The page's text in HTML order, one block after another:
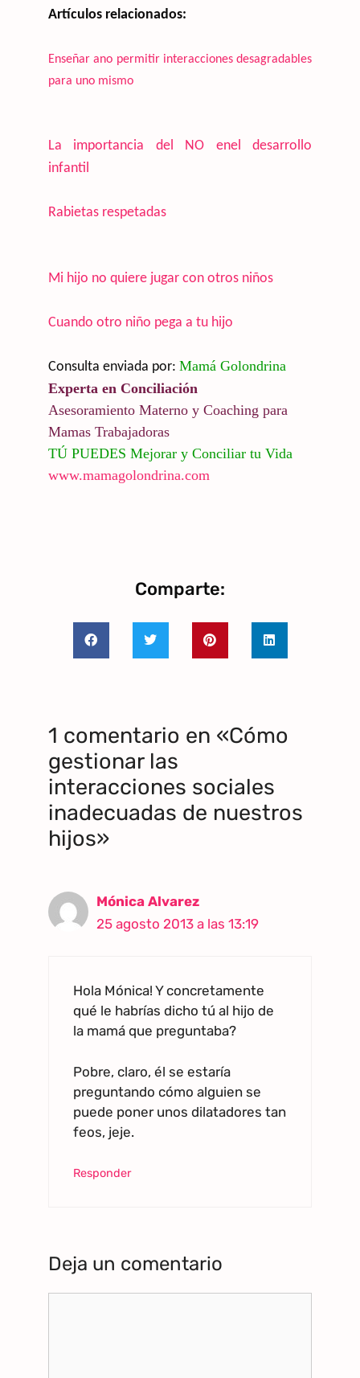
Artículos relacionados:
Enseñar ano permitir interacciones desagradables
para uno mismo
La importancia del NO enel desarrollo
infantil
Rabietas respetadas
Mi hijo no quiere jugar con otros niños
Cuando otro niño pega a tu hijo
Consulta enviada por: Mamá Golondrina
Experta en Conciliación
Asesoramiento Materno y Coaching para
Mamas Trabajadoras
TÚ PUEDES Mejorar y Conciliar tu Vida
www.mamagolondrina.com
Comparte:
1 comentario en «Cómo
gestionar las
interacciones sociales
inadecuadas de nuestros
hijos»
Mónica Alvarez
25 agosto 2013 a las 13:19
Hola Mónica! Y concretamente
qué le habrías dicho tú al hijo de
la mamá que preguntaba?
Pobre, claro, él se estaría
preguntando cómo alguien se
puede poner unos dilatadores tan
feos, jeje.
Responder
Deja un comentario